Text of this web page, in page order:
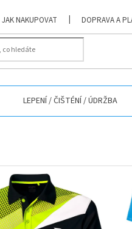
JAK NAKUPOVAT DOPRAVA A
LEPENÍ / ČIŠTÉNÍ / ÚDRŽBA